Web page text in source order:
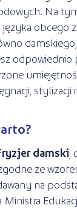
Na
języka obcego
odpowiednio
stylizacji
damski
ze
na